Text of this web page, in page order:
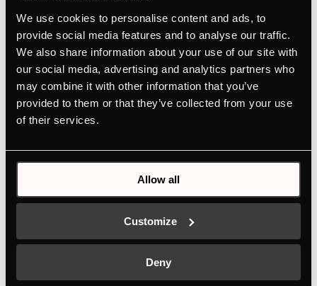
We use cookies to personalise content and ads, to
provide social media features and to analyse our traffic.
We also share information about your use of our site with
our social media, advertising and analytics partners who
may combine it with other information that you’ve
provided to them or that they’ve collected from your use
of their services.
Allow all
Customize
Deny
Anschlusswerte